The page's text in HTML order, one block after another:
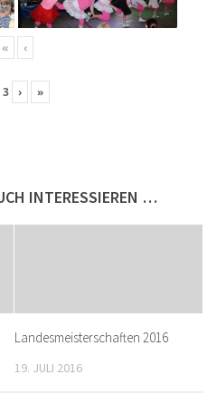
« ‹
3 › »
INTERESSIEREN …
Landesmeisterschaften 2016
19. JULI 2016